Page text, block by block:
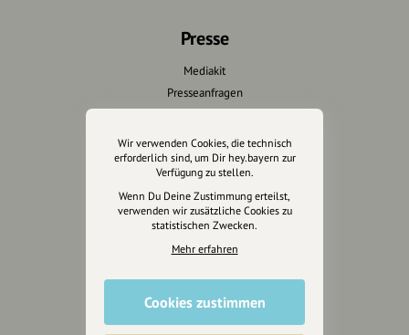
Presse
Mediakit
Presseanfragen
Wir unterstützen Euch
Fotografie & mehr
Marketing
Anakin Design
Wir verwenden Cookies, die technisch
erforderlich sind, um Dir hey.bayern zur
Verfügung zu stellen.
Wenn Du Deine Zustimmung erteilst,
verwenden wir zusätzliche Cookies zu
statistischen Zwecken.
Mehr erfahren
Cookies zustimmen